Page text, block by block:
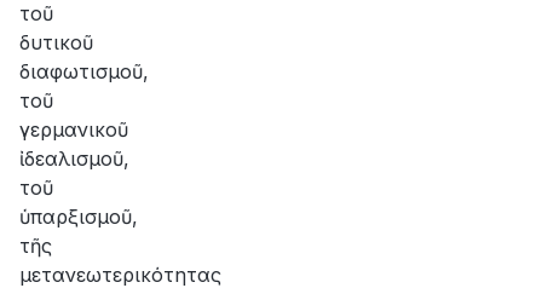
τοῦ
δυτικοῦ
διαφωτισμοῦ,
τοῦ
γερμανικοῦ
ἰδεαλισμοῦ,
τοῦ
ὑπαρξισμοῦ,
τῆς
μετανεωτερικότητας